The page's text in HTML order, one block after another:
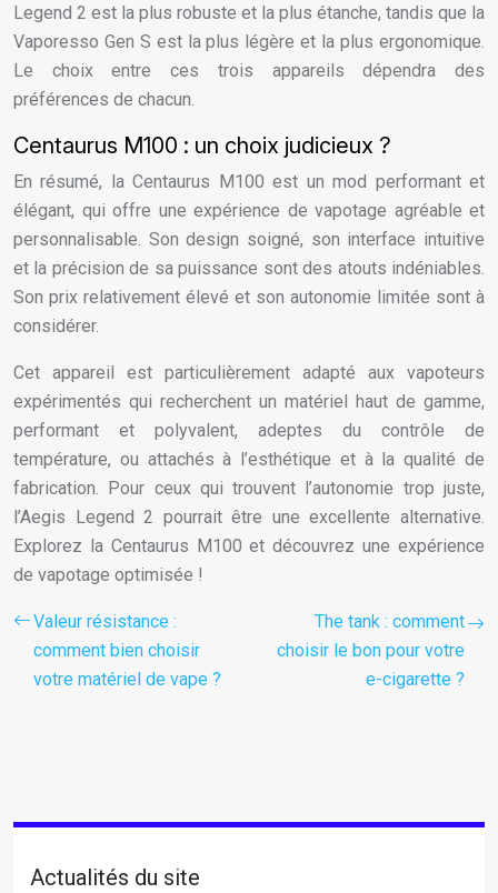
Legend 2 est la plus robuste et la plus étanche, tandis que la
Vaporesso Gen S est la plus légère et la plus ergonomique.
Le choix entre ces trois appareils dépendra des
préférences de chacun.
Centaurus M100 : un choix judicieux ?
En résumé, la Centaurus M100 est un mod performant et
élégant, qui offre une expérience de vapotage agréable et
personnalisable. Son design soigné, son interface intuitive
et la précision de sa puissance sont des atouts indéniables.
Son prix relativement élevé et son autonomie limitée sont à
considérer.
Cet appareil est particulièrement adapté aux vapoteurs
expérimentés qui recherchent un matériel haut de gamme,
performant et polyvalent, adeptes du contrôle de
température, ou attachés à l’esthétique et à la qualité de
fabrication. Pour ceux qui trouvent l’autonomie trop juste,
l’Aegis Legend 2 pourrait être une excellente alternative.
Explorez la Centaurus M100 et découvrez une expérience
de vapotage optimisée !
Valeur résistance :
comment bien choisir
votre matériel de vape ?
The tank : comment
choisir le bon pour votre
e-cigarette ?
Actualités du site